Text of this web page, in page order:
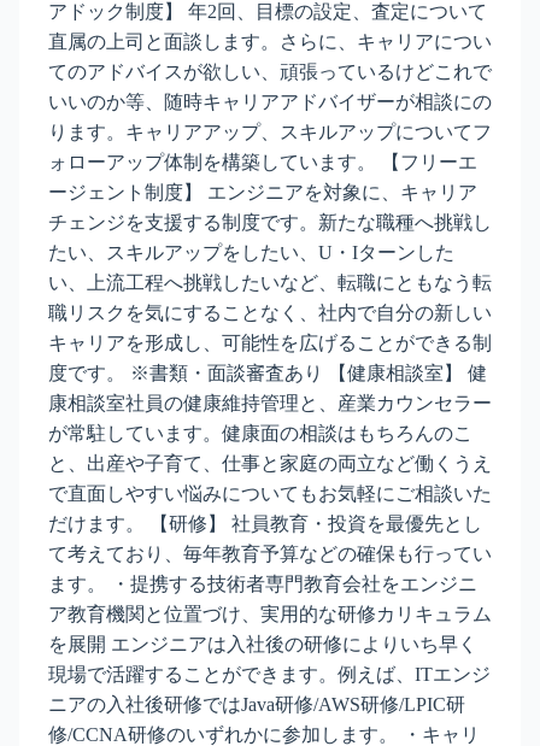
アドック制度】 年2回、目標の設定、査定について
直属の上司と面談します。さらに、キャリアについ
てのアドバイスが欲しい、頑張っているけどこれで
いいのか等、随時キャリアアドバイザーが相談にの
ります。キャリアアップ、スキルアップについてフ
ォローアップ体制を構築しています。 【フリーエ
ージェント制度】 エンジニアを対象に、キャリア
チェンジを支援する制度です。新たな職種へ挑戦し
たい、スキルアップをしたい、U・Iターンした
い、上流工程へ挑戦したいなど、転職にともなう転
職リスクを気にすることなく、社内で自分の新しい
キャリアを形成し、可能性を広げることができる制
度です。 ※書類・面談審査あり 【健康相談室】 健
康相談室社員の健康維持管理と、産業カウンセラー
が常駐しています。健康面の相談はもちろんのこ
と、出産や子育て、仕事と家庭の両立など働くうえ
で直面しやすい悩みについてもお気軽にご相談いた
だけます。 【研修】 社員教育・投資を最優先とし
て考えており、毎年教育予算などの確保も行ってい
ます。 ・提携する技術者専門教育会社をエンジニ
ア教育機関と位置づけ、実用的な研修カリキュラム
を展開 エンジニアは入社後の研修によりいち早く
現場で活躍することができます。例えば、ITエンジ
ニアの入社後研修ではJava研修/AWS研修/LPIC研
修/CCNA研修のいずれかに参加します。 ・キャリ